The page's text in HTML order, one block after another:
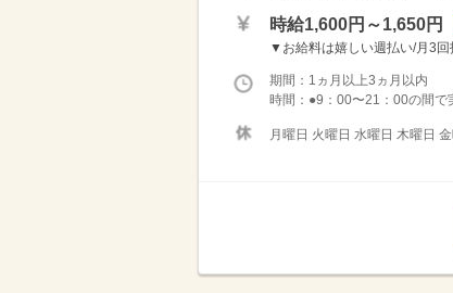
時給1,600円～1,650円
▼お給料は嬉しい週払い/月3
期間：1ヵ月以上3ヵ月以内
時間：●9：00〜21：00の間で
月曜日 火曜日 水曜日 木曜日